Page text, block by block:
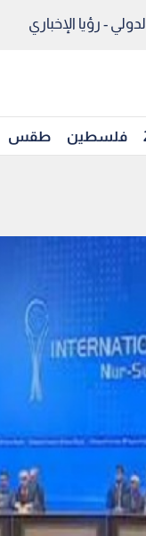
- رؤيا الإخباري
فلسطين طقس